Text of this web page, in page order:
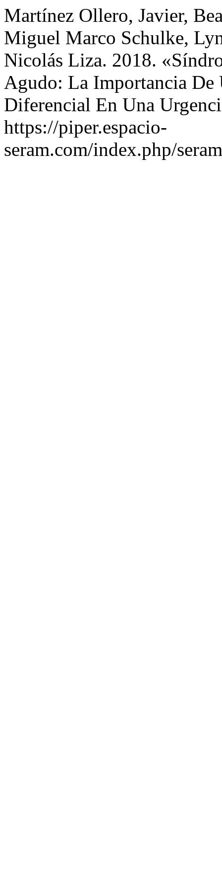
Martínez Ollero, Javier,
Miguel Marco Schulke,
Nicolás Liza. 2018.
Agudo: La Importancia De
Diferencial En Una
https://piper.espacio-
seram.com/index.php/